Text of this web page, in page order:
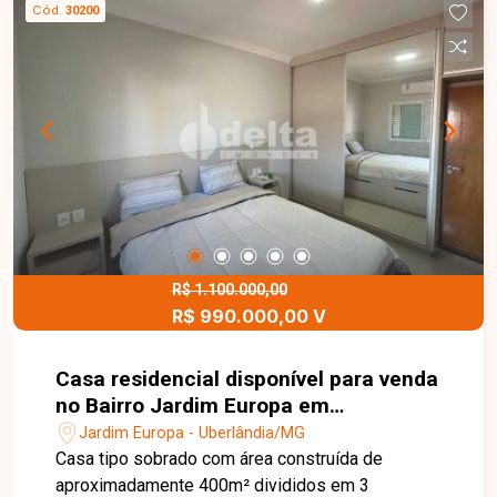
32309900 ou venha conhecer nosso espaço e
conversar pessoalmente com um consultor que
irá te auxiliar na busca pelo imóvel que você
busca. Temos 3 unidades para te receber, no
Centro, Zona Sul ou Zona Leste: Av. João Naves
de Ávila, 257 - Centro Rua Rafael Marino Neto,
135 - Jardim Karaíba Av. Dr. Laerte Vieira
Gonçalves, 607 ? Santa Mônica
Cód. 30200
R$ 1.100.000,00
R$ 990.000,00 V
Casa residencial disponível para venda
no Bairro Jardim Europa em
Uberlândia-MG
Jardim Europa - Uberlândia/MG
Casa tipo sobrado com área construída de
aproximadamente 400m² divididos em 3